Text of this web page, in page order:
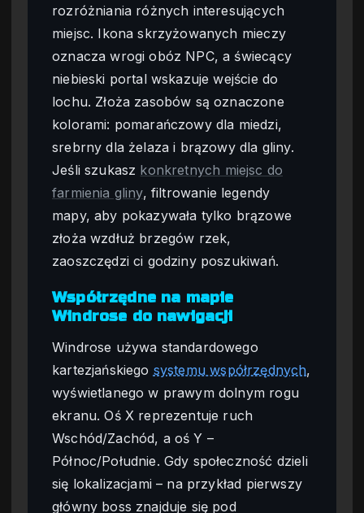
rozróżniania różnych interesujących
miejsc. Ikona skrzyżowanych mieczy
oznacza wrogi obóz NPC, a świecący
niebieski portal wskazuje wejście do
lochu. Złoża zasobów są oznaczone
kolorami: pomarańczowy dla miedzi,
srebrny dla żelaza i brązowy dla gliny.
Jeśli szukasz konkretnych miejsc do
farmienia gliny, filtrowanie legendy
mapy, aby pokazywała tylko brązowe
złoża wzdłuż brzegów rzek,
zaoszczędzi ci godziny poszukiwań.
Współrzędne na mapie
Windrose do nawigacji
Windrose używa standardowego
kartezjańskiego systemu współrzędnych,
wyświetlanego w prawym dolnym rogu
ekranu. Oś X reprezentuje ruch
Wschód/Zachód, a oś Y –
Północ/Południe. Gdy społeczność dzieli
się lokalizacjami – na przykład pierwszy
główny boss znajduje się pod